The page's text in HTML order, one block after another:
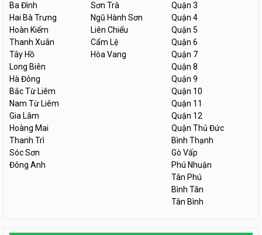
Ba Đình
Hai Bà Trưng
Hoàn Kiếm
Thanh Xuân
Tây Hồ
Long Biên
Hà Đông
Bắc Từ Liêm
Nam Từ Liêm
Gia Lâm
Hoàng Mai
Thanh Trì
Sóc Sơn
Đông Anh
Sơn Trà
Ngũ Hành Sơn
Liên Chiểu
Cẩm Lệ
Hòa Vang
Quận 3
Quận 4
Quận 5
Quận 6
Quận 7
Quận 8
Quận 9
Quận 10
Quận 11
Quận 12
Quận Thủ Đức
Bình Thạnh
Gò Vấp
Phú Nhuận
Tân Phú
Bình Tân
Tân Bình